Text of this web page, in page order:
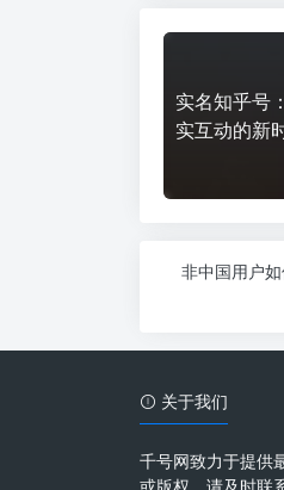
实名知乎号
实互动的新
非中国用户
关于我们
千号网致力于提供
或版权，请及时联